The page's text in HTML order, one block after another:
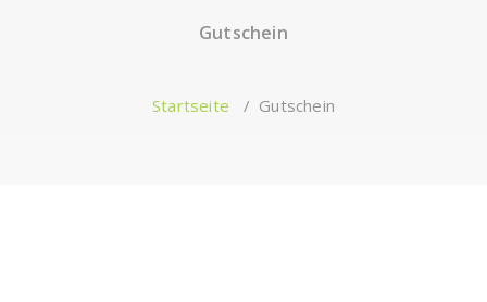
Gutschein
Startseite / Gutschein